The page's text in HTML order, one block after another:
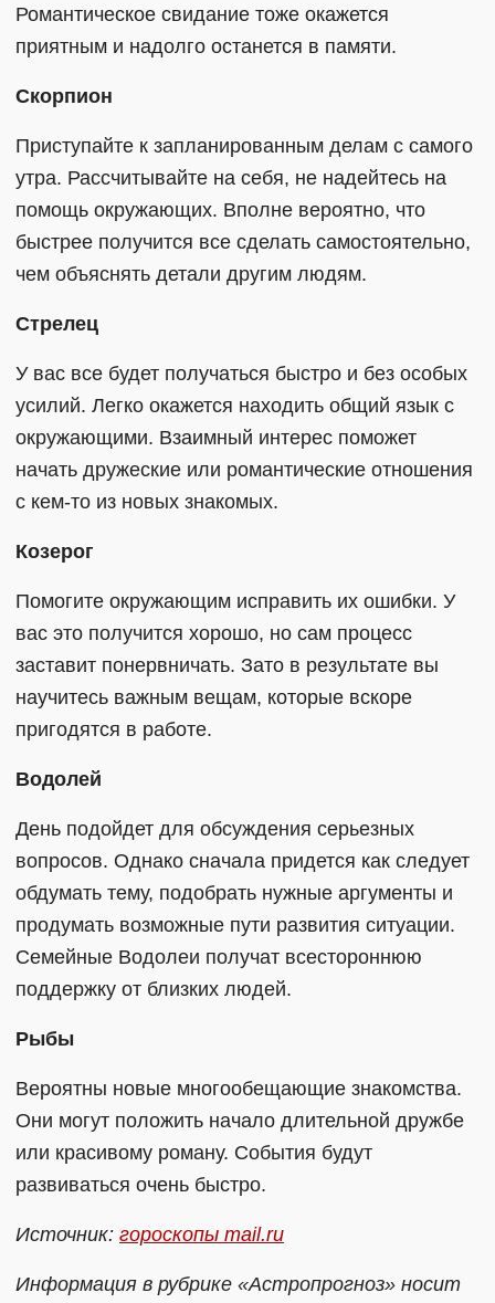
Романтическое свидание тоже окажется
приятным и надолго останется в памяти.
Скорпион
Приступайте к запланированным делам с самого
утра. Рассчитывайте на себя, не надейтесь на
помощь окружающих. Вполне вероятно, что
быстрее получится все сделать самостоятельно,
чем объяснять детали другим людям.
Стрелец
У вас все будет получаться быстро и без особых
усилий. Легко окажется находить общий язык с
окружающими. Взаимный интерес поможет
начать дружеские или романтические отношения
с кем-то из новых знакомых.
Козерог
Помогите окружающим исправить их ошибки. У
вас это получится хорошо, но сам процесс
заставит понервничать. Зато в результате вы
научитесь важным вещам, которые вскоре
пригодятся в работе.
Водолей
День подойдет для обсуждения серьезных
вопросов. Однако сначала придется как следует
обдумать тему, подобрать нужные аргументы и
продумать возможные пути развития ситуации.
Семейные Водолеи получат всестороннюю
поддержку от близких людей.
Рыбы
Вероятны новые многообещающие знакомства.
Они могут положить начало длительной дружбе
или красивому роману. События будут
развиваться очень быстро.
Источник: гороскопы mail.ru
Информация в рубрике «Астропрогноз» носит